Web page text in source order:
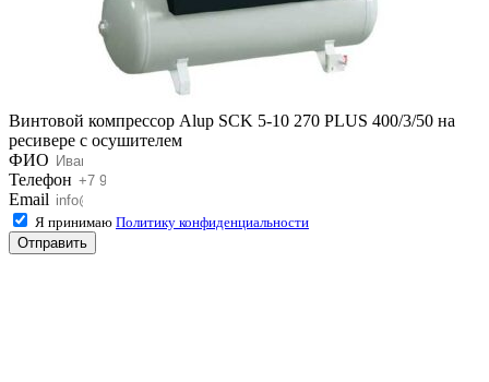
Винтовой компрессор Alup SCK 5-10 270 PLUS 400/3/50 на
ресивере с осушителем
ФИО
Телефон
Email
Я принимаю Политику конфиденциальности
Отправить